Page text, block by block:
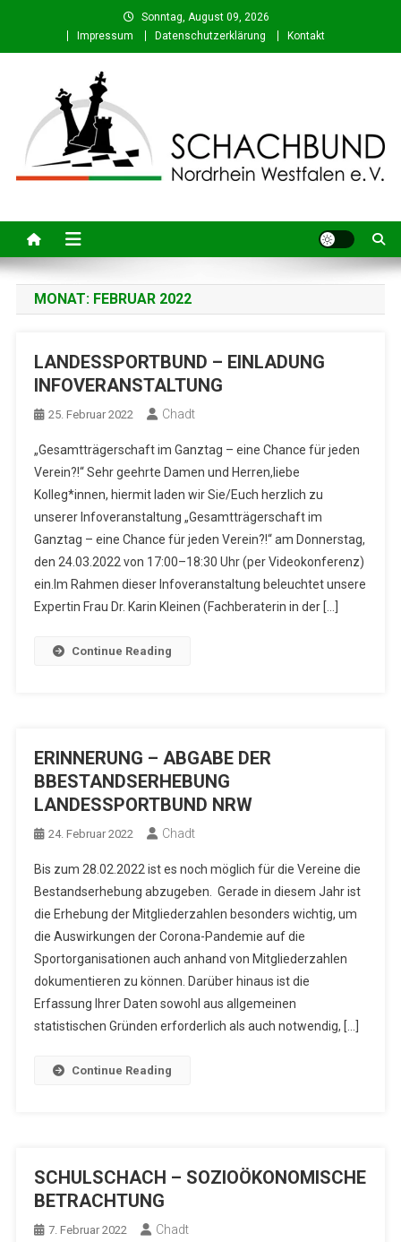
content
Sonntag, August 09, 2026
Impressum
Datenschutzerklärung Kontakt
MONAT: FEBRUAR 2022
LANDESSPORTBUND – EINLADUNG
INFOVERANSTALTUNG
25. Februar 2022 Chadt
„Gesamtträgerschaft im Ganztag – eine Chance für jeden
Verein?!“ Sehr geehrte Damen und Herren,liebe
Kolleg*innen, hiermit laden wir Sie/Euch herzlich zu
unserer Infoveranstaltung „Gesamtträgerschaft im
Ganztag – eine Chance für jeden Verein?!“ am Donnerstag,
den 24.03.2022 von 17:00–18:30 Uhr (per Videokonferenz)
ein.Im Rahmen dieser Infoveranstaltung beleuchtet unsere
Expertin Frau Dr. Karin Kleinen (Fachberaterin in der […]
Continue Reading
ERINNERUNG – ABGABE DER
BBESTANDSERHEBUNG
LANDESSPORTBUND NRW
24. Februar 2022 Chadt
Bis zum 28.02.2022 ist es noch möglich für die Vereine die
Bestandserhebung abzugeben. Gerade in diesem Jahr ist
die Erhebung der Mitgliederzahlen besonders wichtig, um
die Auswirkungen der Corona-Pandemie auf die
Sportorganisationen auch anhand von Mitgliederzahlen
dokumentieren zu können. Darüber hinaus ist die
Erfassung Ihrer Daten sowohl aus allgemeinen
statistischen Gründen erforderlich als auch notwendig, […]
Continue Reading
SCHULSCHACH – SOZIOÖKONOMISCHE
BETRACHTUNG
7. Februar 2022 Chadt